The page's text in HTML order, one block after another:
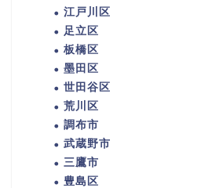
江戸川区
足立区
板橋区
墨田区
世田谷区
荒川区
調布市
武蔵野市
三鷹市
豊島区